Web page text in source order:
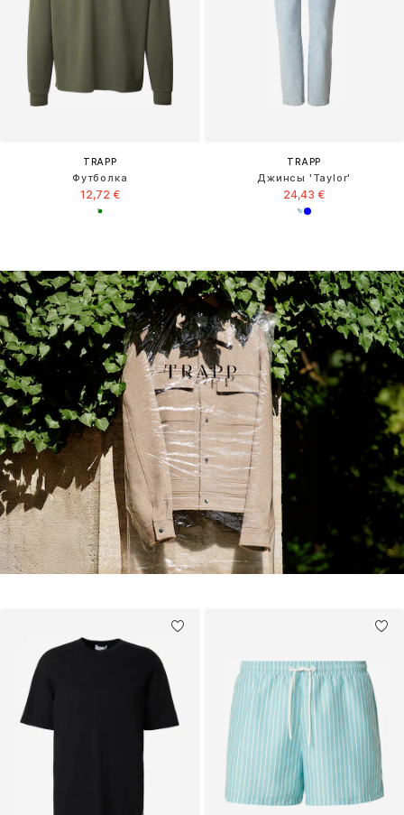
TRAPP
Футболка
12,72 €
TRAPP
Джинсы 'Taylor'
24,43 €